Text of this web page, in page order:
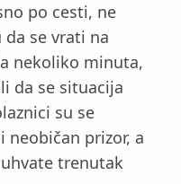
po cesti, ne
se vrati na
nekoliko minuta,
da se situacija
su se
prizor, a
trenutak